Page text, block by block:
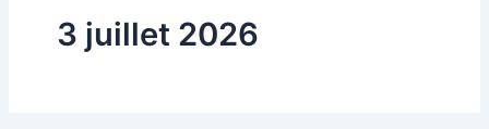
3 juillet 2026